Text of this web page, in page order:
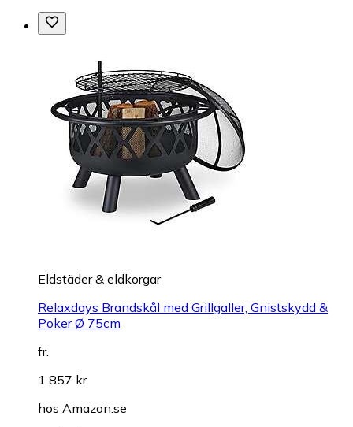
Eldstäder & eldkorgar
Relaxdays Brandskål med Grillgaller, Gnistskydd &
Poker Ø 75cm
fr.
1 857 kr
hos Amazon.se